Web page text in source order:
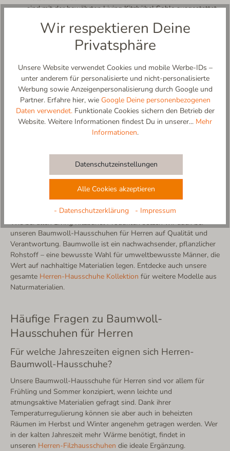
sind mit der bewährten Living Kitzbühel Sohle ausgestattet
Abrollverhalten.
Klassische Baumwoll-Pantoffeln für
Herren
Unsere Herren-Baumwoll-Hausschuhe sind als klassische
Pantoffelform erhältlich – hinten offen für ein müheloses
Hineinschlüpfen und maximale Luftzirkulation. Diese Form ist der
unkomplizierteste und beliebteste Schnitt für den Sommer:
einfach anziehen, wohlfühlen, fertig. Für Herren, die auch in den
Nachhaltigkeit durch natürliche
Pflanzenfasern
Wie bei allen Living Kitzbühel Produkten setzen wir auch bei
unseren Baumwoll-Hausschuhen für Herren auf Qualität und
Verantwortung. Baumwolle ist ein nachwachsender, pflanzlicher
Rohstoff – eine bewusste Wahl für umweltbewusste Männer, die
Wert auf nachhaltige Materialien legen. Entdecke auch unsere
gesamte Herren-Hausschuhe Kollektion für weitere Modelle aus
Naturmaterialien.
Häufige Fragen zu Baumwoll-
Hausschuhen für Herren
Für welche Jahreszeiten eignen sich Herren-
Baumwoll-Hausschuhe?
Unsere Baumwoll-Hausschuhe für Herren sind vor allem für
Frühling und Sommer konzipiert, wenn leichte und
atmungsaktive Materialien gefragt sind. Dank ihrer
Temperaturregulierung können sie aber auch in beheizten
Räumen im Herbst und Winter angenehm getragen werden. Wer
in der kalten Jahreszeit mehr Wärme benötigt, findet in
unseren Herren-Filzhausschuhen die ideale Ergänzung.
Wir respektieren Deine
Privatsphäre
Unsere Website verwendet Cookies und mobile Werbe-IDs –
unter anderem für personalisierte und nicht-personalisierte
Werbung sowie Anzeigenpersonalisierung durch Google und
Partner. Erfahre hier, wie Google Deine personenbezogenen
Daten verwendet.Funktionale Cookies sichern den Betrieb der
Website. Weitere Informationen findest Du in unserer... Mehr
Informationen.
Datenschutzeinstellungen
Alle Cookies akzeptieren
- Datenschutzerklärung - Impressum